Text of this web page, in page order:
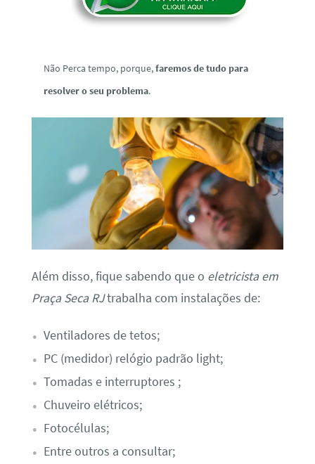
Não Perca tempo, porque,faremos de tudo para
resolver o seu problema.
Além disso, fique sabendo que o eletricista em
Praça Seca RJtrabalha com instalações de:
Ventiladores de tetos;
PC (medidor) relógio padrão light;
Tomadas e interruptores ;
Chuveiro elétricos;
Fotocélulas;
Entre outros a consultar;